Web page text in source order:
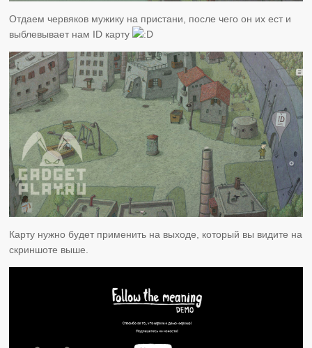
Отдаем червяков мужику на пристани, после чего он их ест и
выблевывает нам ID карту
Карту нужно будет применить на выходе, который вы видите на
скриншоте выше.